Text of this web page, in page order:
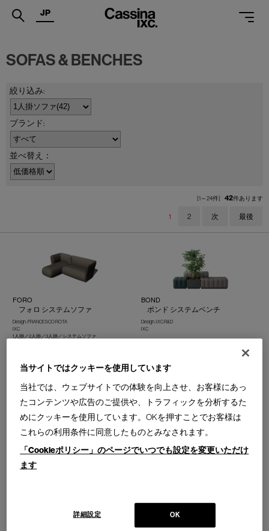
.
SERVICES
PROJECTS
MAGAZINE
SUPPORT
ONLINE STORE お問合せ
JP
SOFAS & BENCHES
並べ替え：
[1～24件] 42件あります
1 2 次 最後
FORO
フォロ システムソファ
Design : FRANCESCO ROTA
IXC
1人掛／2人掛／3人掛／システムソファ
BOND
ボンド システムベンチ
Design : IXC R&D
IXC
AIR FRAME 3003
ファ
Design : DAVID CHIPPERFIELD
IXC
1人掛／3人掛
CAPTAIN
Design : PHILIPPE HUREL
PHILIPPE HUREL
1人掛／2人掛／3人掛
当サイトではクッキーを使用しています
当社では、ウェブサイトでの体験を向上させ、お客様にあっ
たコンテンツや広告のご提供や、トラフィックを分析するた
めにクッキーを使用しています。OKを押すことでお客様は
これらの利用条件に同意したものとみなされます。
「Cookieポリシー」のページでいつでも設定を変更いただけ
ます
OK
詳細設定